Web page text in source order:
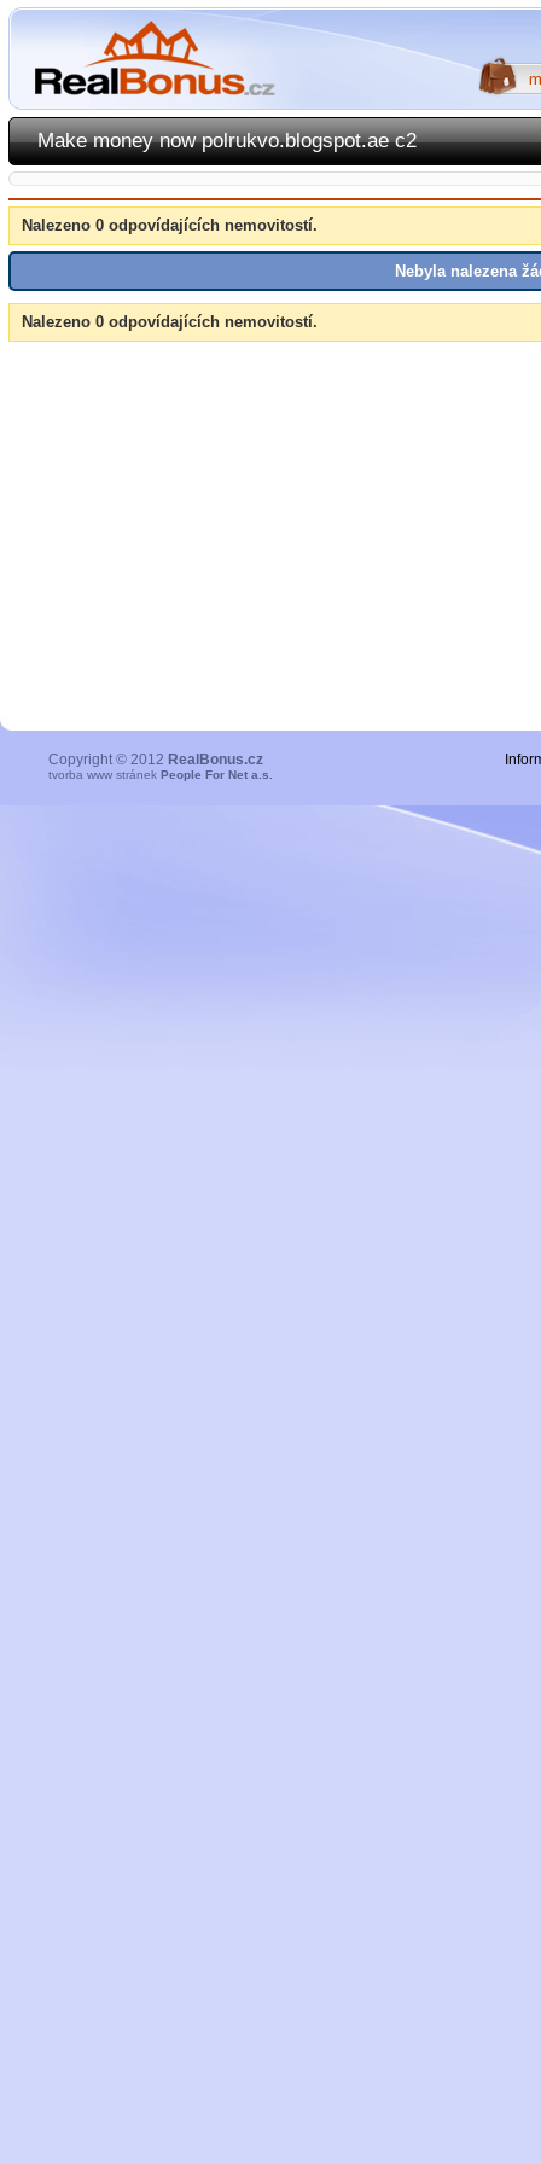
Make money now polrukvo.blogspot.ae c2
Nalezeno 0 odpovídajících nemovitostí.
Nebyla nalezena
Nalezeno 0 odpovídajících nemovitostí.
Copyright © 2012 RealBonus.cz
tvorba www stránek People For Net a.s.